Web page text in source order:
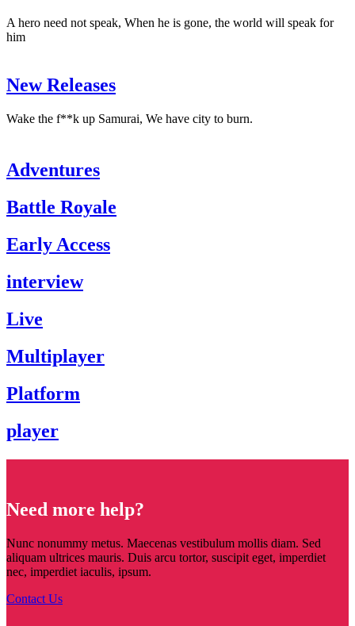
A hero need not speak, When he is gone, the world will speak for
him
New Releases
Wake the f**k up Samurai, We have city to burn.
Adventures
Battle Royale
Early Access
interview
Live
Multiplayer
Platform
player
Need more help?
Nunc nonummy metus. Maecenas vestibulum mollis diam. Sed
aliquam ultrices mauris. Duis arcu tortor, suscipit eget, imperdiet
nec, imperdiet iaculis, ipsum.
Contact Us